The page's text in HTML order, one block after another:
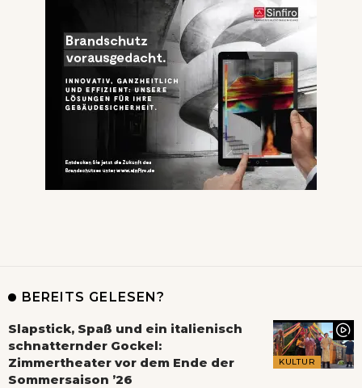
BEREITS GELESEN?
KULTUR
Slapstick, Spaß und ein italienisch
schnatternder Gockel:
Zimmertheater vor dem Ende der
Sommersaison ’26